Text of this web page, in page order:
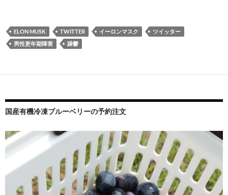
ELON MUSK TWITTER イーロンマスク
ツイッター
男性更年期障害
躁鬱
国産有機冷凍ブルーベリーの予約注文